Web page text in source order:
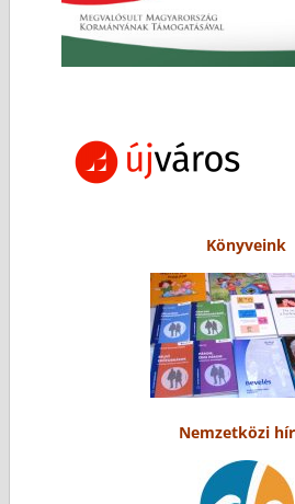
Könyveink
Nemzetközi